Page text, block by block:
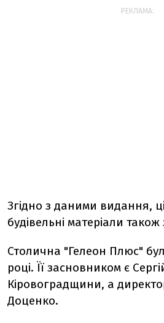
РЕКЛАМА:
Згідно з даними видання,
будівельні матеріали
Столична "Гелеон Плюс"
році. Її засновником є
Кіровоградщини, а
Доценко.